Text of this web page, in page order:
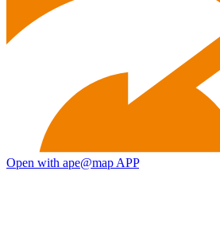
Open with ape@map APP